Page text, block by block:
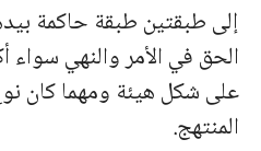
إلى طبقتين طبقة حاكمة
الحق في الأمر والنهي سواء
على شكل هيئة ومهما كان
المنتهج.